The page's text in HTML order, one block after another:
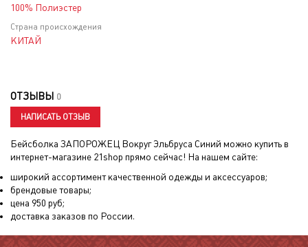
100% Полиэстер
Страна происхождения
КИТАЙ
ОТЗЫВЫ 0
НАПИСАТЬ ОТЗЫВ
Бейсболка ЗАПОРОЖЕЦ Вокруг Эльбруса Синий можно купить в
интернет-магазине 21shop прямо сейчас! На нашем сайте:
широкий ассортимент качественной одежды и аксессуаров;
брендовые товары;
цена 950 руб;
доставка заказов по России.